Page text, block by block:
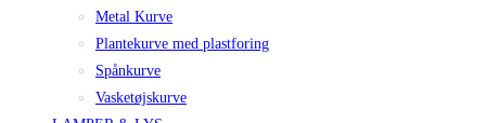
Metal Kurve
Plantekurve med plastforing
Spånkurve
Vasketøjskurve